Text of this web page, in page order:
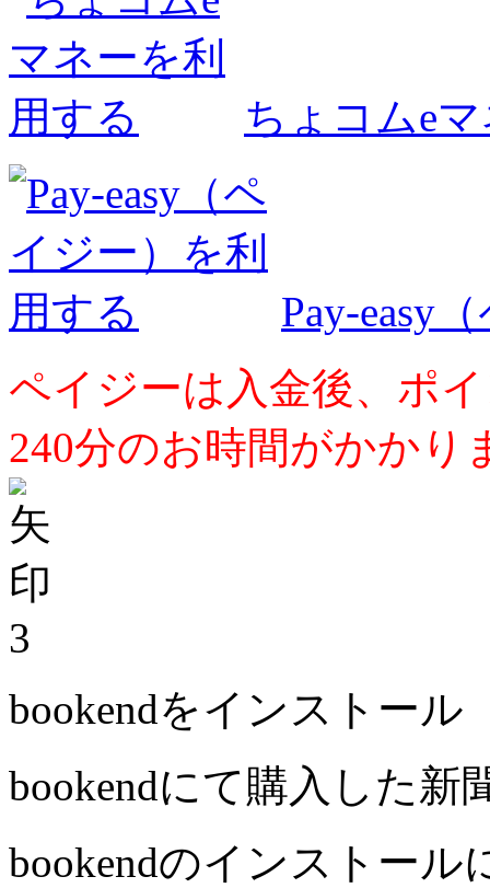
ちょコムe
Pay-easy
ペイジーは入金後、ポ
240分のお時間がかかり
3
bookendをインストール
bookendにて購入した新
bookendのインストール